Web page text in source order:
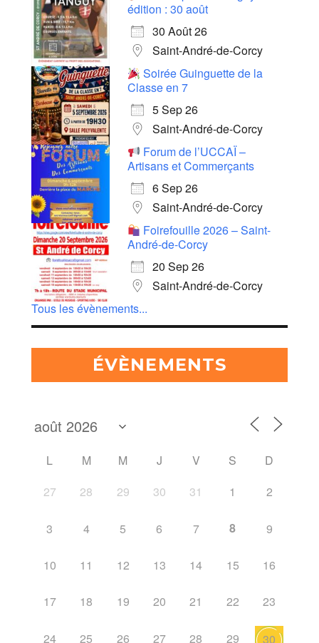
édition : 30 août
30 Août 26
Saint-André-de-Corcy
Soirée Guinguette de la
Classe en 7
5 Sep 26
Saint-André-de-Corcy
Forum de l’UCCAÏ –
Artisans et Commerçants
6 Sep 26
Saint-André-de-Corcy
Foirefouille 2026 – Saint-
André-de-Corcy
20 Sep 26
Saint-André-de-Corcy
Tous les évènements...
ÉVÈNEMENTS
L M M J V S
D
27
28 29 30 31 1 2
3 4 5 6 7 8 9
10 11 12 13 14 15 16
17 18 19 20 21 22 23
24 25 26 27 28 29 30